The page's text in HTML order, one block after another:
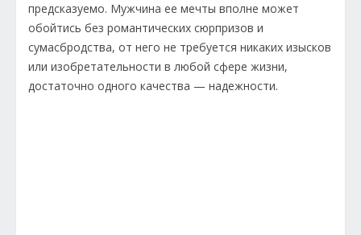
предсказуемо. Мужчина ее мечты вполне может
обойтись без романтических сюрпризов и
сумасбродства, от него не требуется никаких изысков
или изобретательности в любой сфере жизни,
достаточно одного качества — надежности.